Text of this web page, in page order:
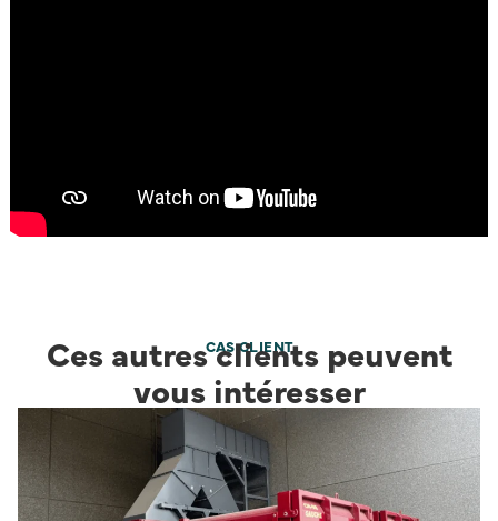
CAS CLIENT
Ces autres clients peuvent
vous intéresser